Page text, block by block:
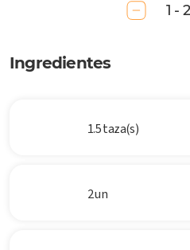
1 - 2
Ingredientes
1.5 taza(s)
2 un